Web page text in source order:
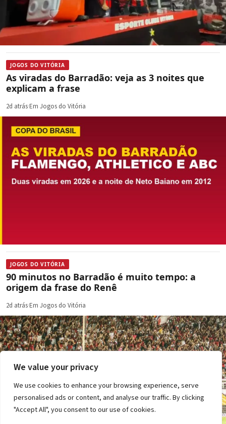
We value your privacy
We use cookies to enhance your browsing experience, serve
personalised ads or content, and analyse our traffic. By clicking
"Accept All", you consent to our use of cookies.
JOGOS DO VITÓRIA
As viradas do Barradão: veja as 3 noites que
explicam a frase
2d atrás·Em Jogos do Vitória
JOGOS DO VITÓRIA
90 minutos no Barradão é muito tempo: a
origem da frase do Renê
2d atrás·Em Jogos do Vitória